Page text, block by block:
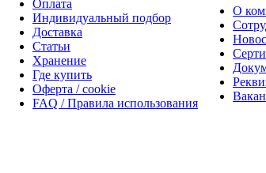
Оплата
Индивидуальный подбор
Доставка
Статьи
Хранение
Где купить
Оферта / cookie
FAQ / Правила использования
О